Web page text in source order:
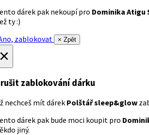
dárek pak nekoupí pro Dominika Atigu
ty :)
zablokovat
× Zpět
zablokování dárku
nechceš mít dárek Polštář sleep&glow
dárek pak bude moci koupit pro
jiný.